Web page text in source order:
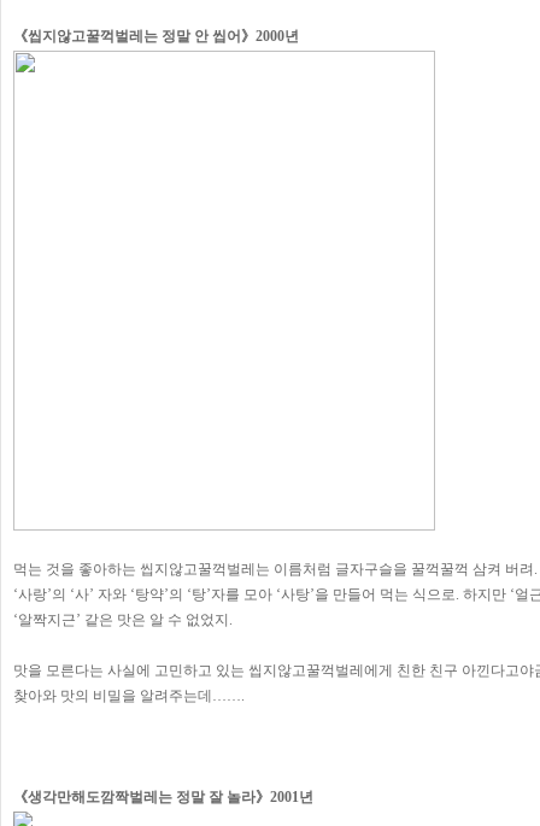
《씹지않고꿀꺽벌레는 정말 안 씹어》2000년
먹는 것을 좋아하는 씹지않고꿀꺽벌레는 이름처럼 글자구슬을 꿀꺽꿀꺽 삼켜 버려.
‘사랑’의 ‘사’ 자와 ‘탕약’의 ‘탕’자를 모아 ‘사탕’을 만들어 먹는 식으로. 하지만 ‘얼
‘알짝지근’ 같은 맛은 알 수 없었지.
맛을 모른다는 사실에 고민하고 있는 씹지않고꿀꺽벌레에게 친한 친구 아낀다고야
찾아와 맛의 비밀을 알려주는데…….
《생각만해도깜짝벌레는 정말 잘 놀라》2001년